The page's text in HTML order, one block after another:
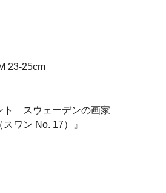
23-25cm
ト スウェーデンの画家
ワン No. 17）』